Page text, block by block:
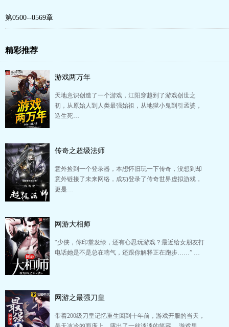
第0500--0569章
精彩推荐
游戏两万年
天地意识创造了一个游戏，江阳穿越到了游戏创世之
初，从原始人到人类最强始祖，从地狱小鬼到引孟婆，
造生死…
传奇之超级法师
意外捡到一个登录器，本想怀旧玩一下传奇，没想到却
意外链接了未来网络，成功登录了传奇世界虚拟游戏，
更是…
网游大相师
“少侠，你印堂发绿，还有心思玩游戏？最近给女朋友打
电话她是不是总在喘气，还跟你解释正在跑步……” …
网游之最强刀皇
带着200级刀皇记忆重生回到十年前，游戏开服的当天，